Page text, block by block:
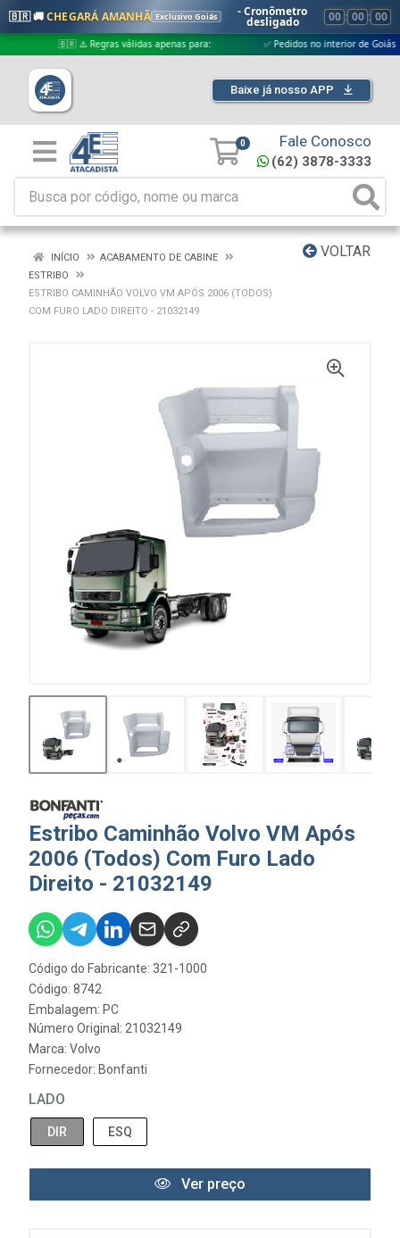
🇧🇷 🚚CHEGARÁ AMANHÃ Exclusivo Goiás - Cronômetro
desligado 00 : 00 : 00
🇧🇷 ⚠️ Regras válidas apenas para: ✅ Pedidos no interior de Goiás
Baixe já nosso APP
0 Fale Conosco
(62) 3878-3333
VOLTAR
INÍCIO
ACABAMENTO DE CABINE
ESTRIBO
ESTRIBO CAMINHÃO VOLVO VM APÓS 2006 (TODOS)
COM FURO LADO DIREITO - 21032149
Estribo Caminhão Volvo VM Após
2006 (Todos) Com Furo Lado
Direito - 21032149
Código do Fabricante: 321-1000
Código: 8742
Embalagem: PC
Número Original: 21032149
Marca: Volvo
Fornecedor: Bonfanti
LADO
DIR ESQ
Ver preço